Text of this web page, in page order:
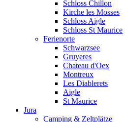
Schloss Chillon
Kirche les Mosses
Schloss Aigle
Schloss St Maurice
Ferienorte
Schwarzsee
Gruyeres
Chateau d'Oex
Montreux
Les Diablerets
Aigle
St Maurice
Jura
Camping & Zeltplätze